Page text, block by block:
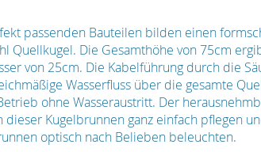
passenden Bauteilen bilden einen
Quellkugel. Die Gesamthöhe von 75cm
von 25cm. Die Kabelführung durch die
Wasserfluss über die gesamte
ohne Wasseraustritt. Der
Kugelbrunnen ganz einfach pflegen
optisch nach Belieben beleuchten.